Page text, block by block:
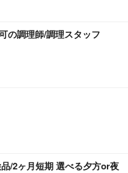
の調理師/調理スタッフ
/2ヶ月短期 選べる夕方or夜